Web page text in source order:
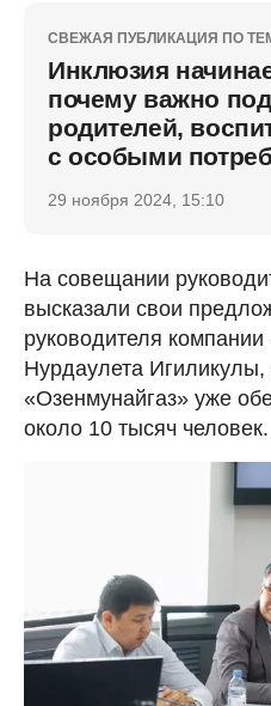
СВЕЖАЯ ПУБЛИКАЦИЯ ПО
Инклюзия
почему важно
родителей,
с особыми
29 ноября 2024, 15:10
На совещании
высказали свои
руководителя
Нурдаулета Игиликулы,
«Озенмунайгаз» уже
около 10 тысяч человек.